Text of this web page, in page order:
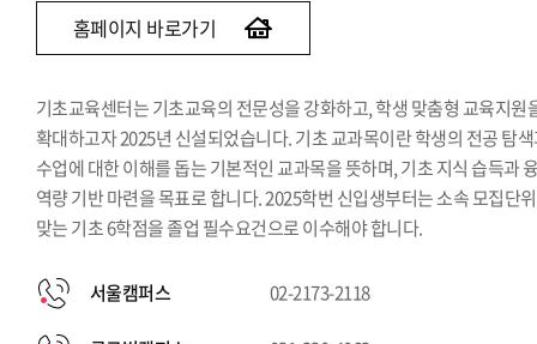
홈페이지 바로가기
기초교육센터는 기초교육의 전문성을 강화하고, 학생 맞춤형 교육지원
확대하고자 2025년 신설되었습니다. 기초 교과목이란 학생의 전공 탐
수업에 대한 이해를 돕는 기본적인 교과목을 뜻하며, 기초 지식 습득과
역량 기반 마련을 목표로 합니다. 2025학번 신입생부터는 소속 모집단
맞는 기초 6학점을 졸업 필수요건으로 이수해야 합니다.
서울캠퍼스 02-2173-2118